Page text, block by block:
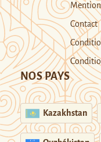
Contact
NOS PAYS
Kazakhstan